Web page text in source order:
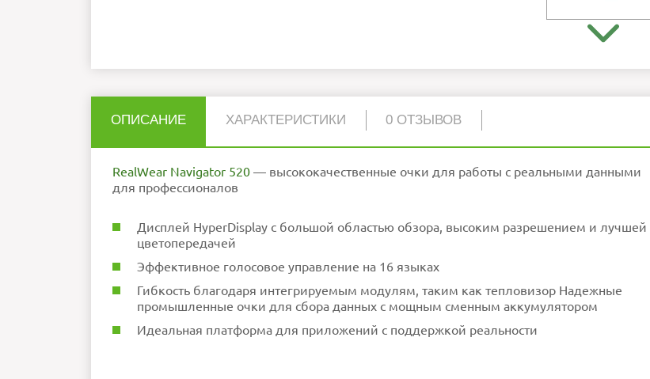
ОПИСАНИЕ ХАРАКТЕРИСТИКИ 0 ОТЗЫВОВ
RealWear Navigator 520— высококачественные очки для работы с реальными данными
для профессионалов
Дисплей HyperDisplay с большой областью обзора, высоким разрешением и лучшей
цветопередачей
Эффективное голосовое управление на 16 языках
Гибкость благодаря интегрируемым модулям, таким как тепловизор Надежные
промышленные очки для сбора данных с мощным сменным аккумулятором
Идеальная платформа для приложений с поддержкой реальности
Частота обновления 2 Ггц
Время работы от
батареи
Оперативная память 4ГБ
стабилизация видео Кодеки:VP8, VP9, H.264, H,265 HEVC,
НАПИСАТЬ ОТЗЫВ
HTML не поддерживается! Используйте обычный текст!
Рейтинг Плохо